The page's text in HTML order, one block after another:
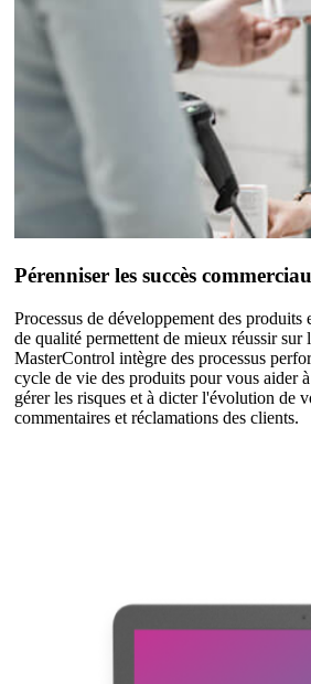
Pérenniser les succès
Processus de développement des produits
de qualité permettent de mieux réussir sur
MasterControl intègre des processus
cycle de vie des produits pour vous aider
gérer les risques et à dicter l'évolution de
commentaires et réclamations des clients.